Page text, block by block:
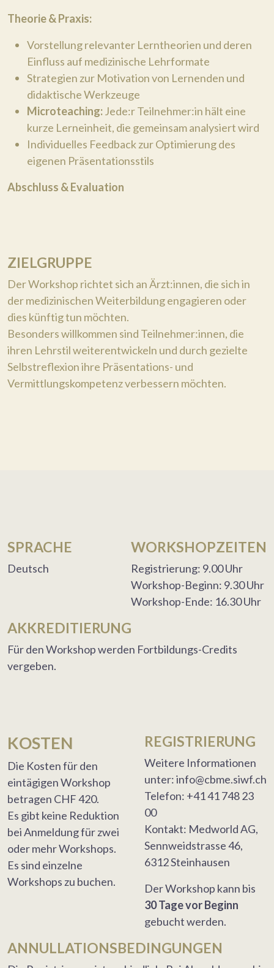
Theorie & Praxis:
Vorstellung relevanter Lerntheorien und deren
Einfluss auf medizinische Lehrformate
Strategien zur Motivation von Lernenden und
didaktische Werkzeuge
Microteaching:Jede:r Teilnehmer:in hält eine
kurze Lerneinheit, die gemeinsam analysiert wird
Individuelles Feedback zur Optimierung des
eigenen Präsentationsstils
Abschluss & Evaluation
ZIELGRUPPE
Der Workshop richtet sich an Ärzt:innen, die sich in
der medizinischen Weiterbildung engagieren oder
dies künftig tun möchten.
Besonders willkommen sind Teilnehmer:innen, die
ihren Lehrstil weiterentwickeln und durch gezielte
Selbstreflexion ihre Präsentations- und
Vermittlungskompetenz verbessern möchten.
SPRACHE
Deutsch
WORKSHOPZEITEN
Registrierung: 9.00 Uhr
Workshop-Beginn: 9.30 Uhr
Workshop-Ende: 16.30 Uhr
AKKREDITIERUNG
Für den Workshop werden Fortbildungs-Credits
vergeben.
KOSTEN
Die Kosten für den
eintägigen Workshop
betragen CHF 420.
Es gibt keine Reduktion
bei Anmeldung für zwei
oder mehr Workshops.
Es sind einzelne
Workshops zu buchen.
REGISTRIERUNG
Weitere Informationen
unter: info@cbme.siwf.ch
Telefon: +41 41 748 23
00
Kontakt: Medworld AG,
Sennweidstrasse 46,
6312 Steinhausen
Der Workshop kann bis
30 Tage vor Beginn
gebucht werden.
ANNULLATIONSBEDINGUNGEN